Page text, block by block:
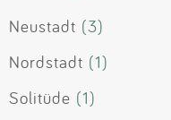
Neustadt (3)
Nordstadt (1)
Solitüde (1)